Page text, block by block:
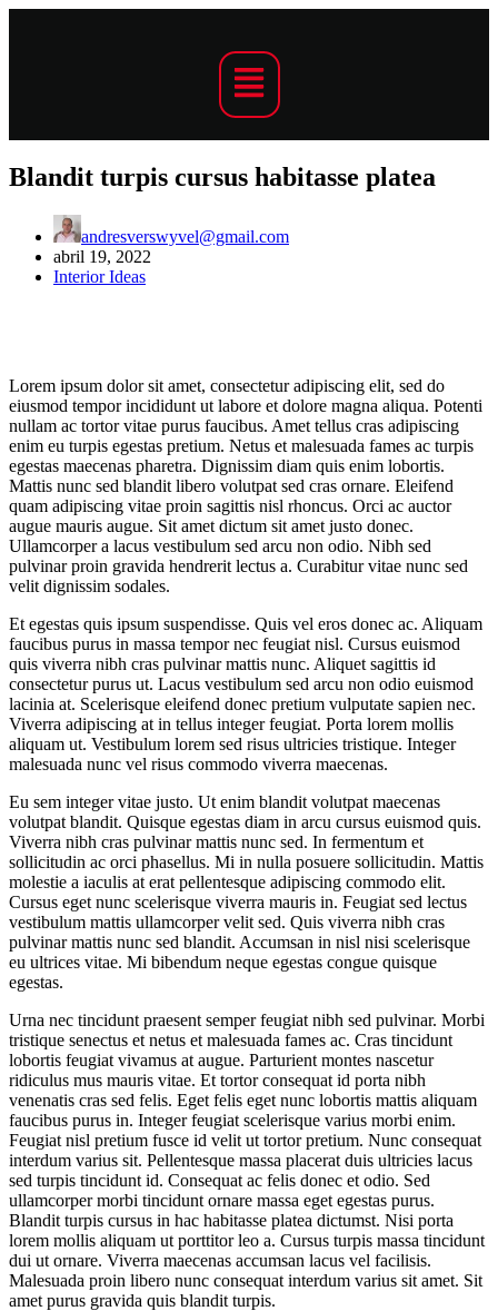
Blandit turpis cursus habitasse platea
andresverswyvel@gmail.com
abril 19, 2022
Interior Ideas
Lorem ipsum dolor sit amet, consectetur adipiscing elit, sed do
eiusmod tempor incididunt ut labore et dolore magna aliqua. Potenti
nullam ac tortor vitae purus faucibus. Amet tellus cras adipiscing
enim eu turpis egestas pretium. Netus et malesuada fames ac turpis
egestas maecenas pharetra. Dignissim diam quis enim lobortis.
Mattis nunc sed blandit libero volutpat sed cras ornare. Eleifend
quam adipiscing vitae proin sagittis nisl rhoncus. Orci ac auctor
augue mauris augue. Sit amet dictum sit amet justo donec.
Ullamcorper a lacus vestibulum sed arcu non odio. Nibh sed
pulvinar proin gravida hendrerit lectus a. Curabitur vitae nunc sed
velit dignissim sodales.
Et egestas quis ipsum suspendisse. Quis vel eros donec ac. Aliquam
faucibus purus in massa tempor nec feugiat nisl. Cursus euismod
quis viverra nibh cras pulvinar mattis nunc. Aliquet sagittis id
consectetur purus ut. Lacus vestibulum sed arcu non odio euismod
lacinia at. Scelerisque eleifend donec pretium vulputate sapien nec.
Viverra adipiscing at in tellus integer feugiat. Porta lorem mollis
aliquam ut. Vestibulum lorem sed risus ultricies tristique. Integer
malesuada nunc vel risus commodo viverra maecenas.
Eu sem integer vitae justo. Ut enim blandit volutpat maecenas
volutpat blandit. Quisque egestas diam in arcu cursus euismod quis.
Viverra nibh cras pulvinar mattis nunc sed. In fermentum et
sollicitudin ac orci phasellus. Mi in nulla posuere sollicitudin. Mattis
molestie a iaculis at erat pellentesque adipiscing commodo elit.
Cursus eget nunc scelerisque viverra mauris in. Feugiat sed lectus
vestibulum mattis ullamcorper velit sed. Quis viverra nibh cras
pulvinar mattis nunc sed blandit. Accumsan in nisl nisi scelerisque
eu ultrices vitae. Mi bibendum neque egestas congue quisque
egestas.
Urna nec tincidunt praesent semper feugiat nibh sed pulvinar. Morbi
tristique senectus et netus et malesuada fames ac. Cras tincidunt
lobortis feugiat vivamus at augue. Parturient montes nascetur
ridiculus mus mauris vitae. Et tortor consequat id porta nibh
venenatis cras sed felis. Eget felis eget nunc lobortis mattis aliquam
faucibus purus in. Integer feugiat scelerisque varius morbi enim.
Feugiat nisl pretium fusce id velit ut tortor pretium. Nunc consequat
interdum varius sit. Pellentesque massa placerat duis ultricies lacus
sed turpis tincidunt id. Consequat ac felis donec et odio. Sed
ullamcorper morbi tincidunt ornare massa eget egestas purus.
Blandit turpis cursus in hac habitasse platea dictumst. Nisi porta
lorem mollis aliquam ut porttitor leo a. Cursus turpis massa tincidunt
dui ut ornare. Viverra maecenas accumsan lacus vel facilisis.
Malesuada proin libero nunc consequat interdum varius sit amet. Sit
amet purus gravida quis blandit turpis.